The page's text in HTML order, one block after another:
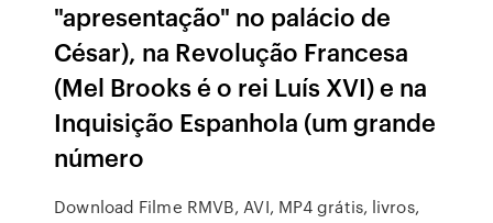
"apresentação" no palácio de
César), na Revolução Francesa
(Mel Brooks é o rei Luís XVI) e na
Inquisição Espanhola (um grande
número
Download Filme RMVB, AVI, MP4 grátis, livros,